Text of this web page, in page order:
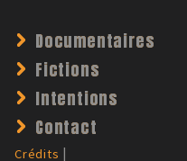
Documentaires
Fictions
Intentions
Contact
Crédits